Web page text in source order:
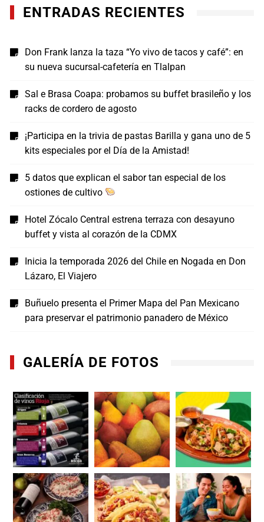
ENTRADAS RECIENTES
Don Frank lanza la taza “Yo vivo de tacos y café”: en
su nueva sucursal-cafetería en Tlalpan
Sal e Brasa Coapa: probamos su buffet brasileño y los
racks de cordero de agosto
¡Participa en la trivia de pastas Barilla y gana uno de 5
kits especiales por el Día de la Amistad!
5 datos que explican el sabor tan especial de los
ostiones de cultivo
Hotel Zócalo Central estrena terraza con desayuno
buffet y vista al corazón de la CDMX
Inicia la temporada 2026 del Chile en Nogada en Don
Lázaro, El Viajero
Buñuelo presenta el Primer Mapa del Pan Mexicano
para preservar el patrimonio panadero de México
GALERÍA DE FOTOS